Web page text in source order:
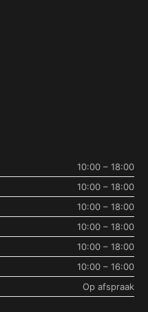
10:00 – 18:00
10:00 – 18:00
10:00 – 18:00
10:00 – 18:00
10:00 – 18:00
10:00 – 16:00
Op afspraak